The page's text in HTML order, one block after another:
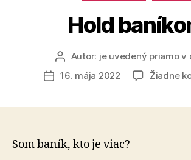
Hold
Autor
článku
Autor: je uvedený priamo v
Dátum
16. mája 2022 Žiadne
Som baník, kto je viac?